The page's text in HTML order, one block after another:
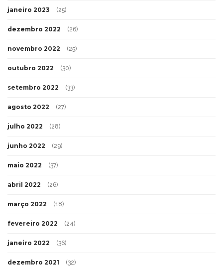
janeiro 2023 (25)
dezembro 2022 (26)
novembro 2022 (25)
outubro 2022 (30)
setembro 2022 (33)
agosto 2022 (27)
julho 2022 (28)
junho 2022 (29)
maio 2022 (37)
abril 2022 (26)
março 2022 (18)
fevereiro 2022 (24)
janeiro 2022 (36)
dezembro 2021 (32)